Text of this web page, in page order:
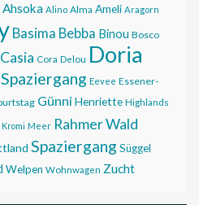
Ahsoka Alino Alma Ameli Aragorn
Basima Bebba Binou Bosco
Casia Cora Delou Doria
Eevee Essener-
Günni Henriette Highlands
Kromi Meer Rahmer Wald
Spaziergang Süggel
Welpen Wohnwagen Zucht